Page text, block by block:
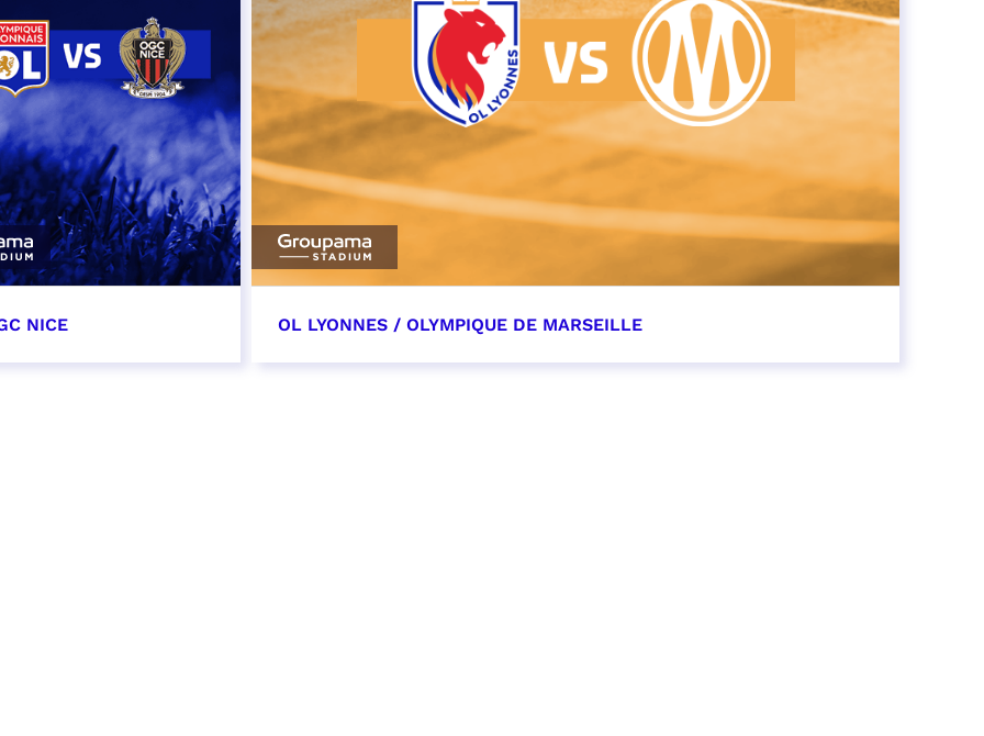
NICE OL LYONNES / OLYMPIQUE DE MARSEILLE